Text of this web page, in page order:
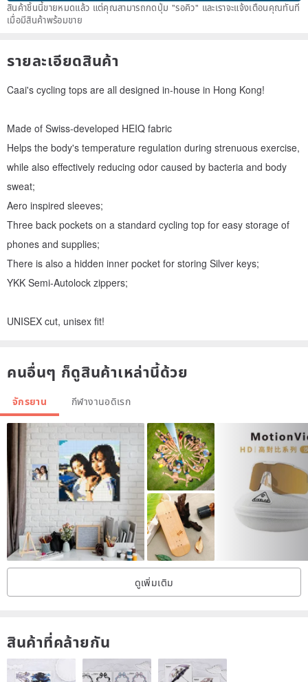
สินค้าชิ้นนี้ขายหมดแล้ว แต่คุณสามารถกดปุ่ม "รอคิว" และเราจะแจ้งเตือนคุณทันที
เมื่อมีสินค้าพร้อมขาย
รายละเอียดสินค้า
Caai's cycling tops are all designed in-house in Hong Kong!
Made of Swiss-developed HEIQ fabric
Helps the body's temperature regulation during strenuous exercise,
while also effectively reducing odor caused by bacteria and body
sweat;
Aero inspired sleeves;
Three back pockets on a standard cycling top for easy storage of
phones and supplies;
There is also a hidden inner pocket for storing Silver keys;
YKK Semi-Autolock zippers;
UNISEX cut, unisex fit!
คนอื่นๆ ก็ดูสินค้าเหล่านี้ด้วย
จักรยาน กีฬางานอดิเรก
ดูเพิ่มเติม
สินค้าที่คล้ายกัน